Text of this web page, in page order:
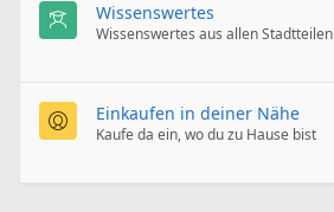
Wissenswertes
Wissenswertes aus allen Stadtteilen
Einkaufen in deiner Nähe
Kaufe da ein, wo du zu Hause bist